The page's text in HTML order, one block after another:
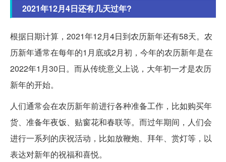
2021年12月4日还有几天过年?
根据日期计算，2021年12月4日到农历新年还有58天。农
历新年通常在每年的1月底或2月初，今年的农历新年是在
2022年1月30日。而从传统意义上说，大年初一才是农历
新年的开始。
人们通常会在农历新年前进行各种准备工作，比如购买年
货、准备年夜饭、贴窗花和春联等。而过年期间，人们会
进行一系列的庆祝活动，比如放鞭炮、拜年、赏灯等，以
表达对新年的祝福和喜悦。